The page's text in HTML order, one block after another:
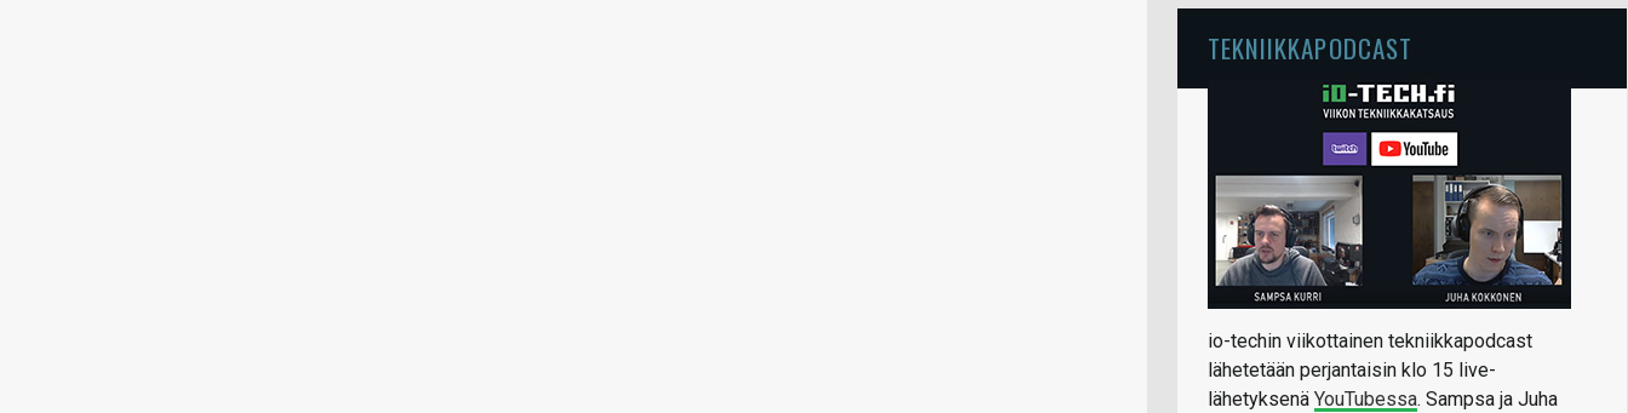
TEKNIIKKAPODCAST
io-techin viikottainen tekniikkapodcast
lähetetään perjantaisin klo 15 live-
lähetyksenä YouTubessa. Sampsa ja Juha